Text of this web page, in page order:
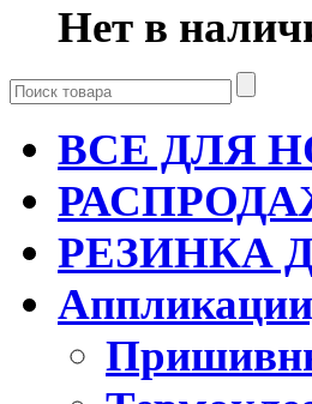
Нет в
ВСЕ ДЛЯ
РЕЗИНКА